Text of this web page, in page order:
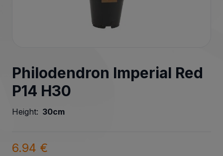
Philodendron Imperial Red
P14 H30
Height: 30cm
6.94 €